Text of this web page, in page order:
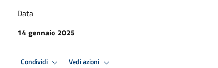
Data :
14 gennaio 2025
Condividi Vedi azioni